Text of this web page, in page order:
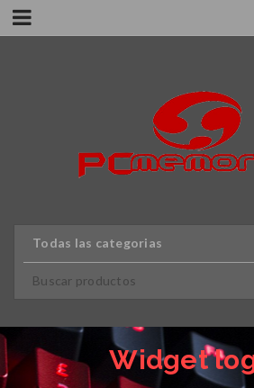
Todas las categorias
Widget